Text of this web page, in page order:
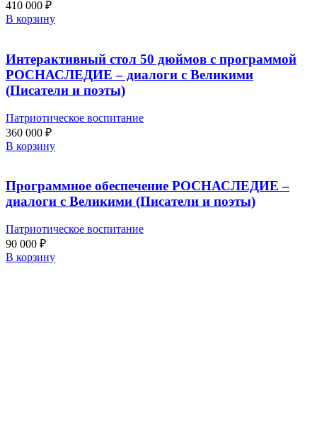
410 000 ₽
В корзину
Интерактивный стол 50 дюймов с программой
РОСНАСЛЕДИЕ – диалоги с Великими
(Писатели и поэты)
Патриотическое воспитание
360 000 ₽
В корзину
Программное обеспечение РОСНАСЛЕДИЕ –
диалоги с Великими (Писатели и поэты)
Патриотическое воспитание
90 000 ₽
В корзину